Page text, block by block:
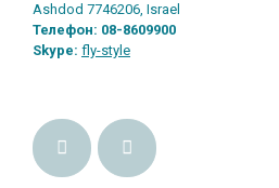
Ashdod 7746206, Israel
Телефон: 08-8609900
Skype: fly-style